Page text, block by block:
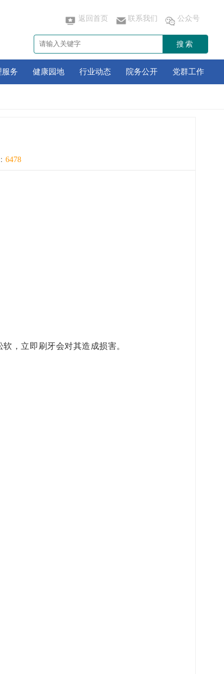
返回首页 联系我们 公众号
搜索
服务 健康园地 行业动态 院务公开 党群工作
6478
，立即刷牙会对其造成损害。